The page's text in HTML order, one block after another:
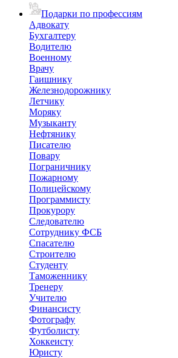
Подарки по профессиям
Адвокату
Бухгалтеру
Водителю
Военному
Врачу
Гаишнику
Железнодорожнику
Летчику
Моряку
Музыканту
Нефтянику
Писателю
Повару
Пограничнику
Пожарному
Полицейскому
Программисту
Прокурору
Следователю
Сотруднику ФСБ
Спасателю
Строителю
Студенту
Таможеннику
Тренеру
Учителю
Финансисту
Фотографу
Футболисту
Хоккеисту
Юристу